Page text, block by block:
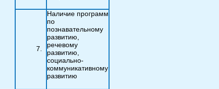
Наличие программ
по
познавательному
развитию,
речевому
развитию,
социально-
коммуникативному
развитию